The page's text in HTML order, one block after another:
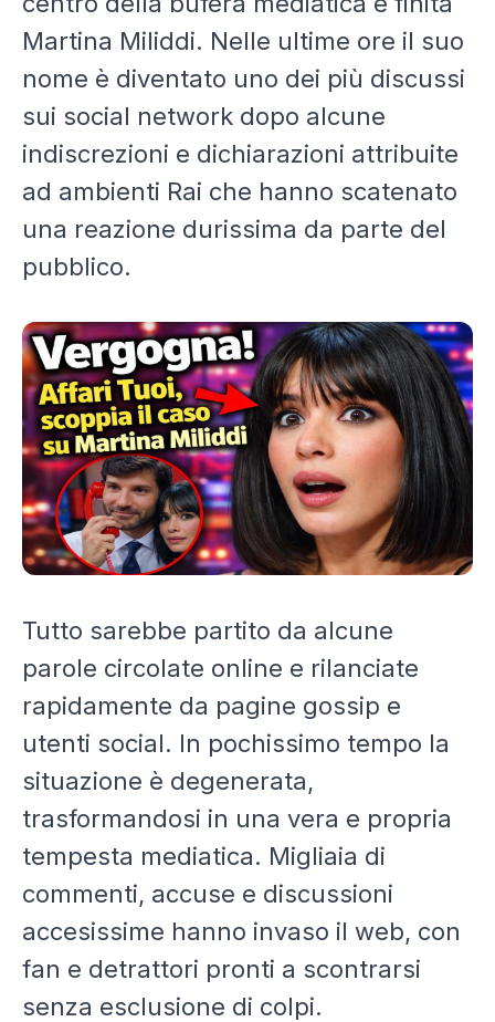
Martina Miliddi. Nelle ultime ore il suo
nome è diventato uno dei più discussi
sui social network dopo alcune
indiscrezioni e dichiarazioni attribuite
ad ambienti Rai che hanno scatenato
una reazione durissima da parte del
pubblico.
Tutto sarebbe partito da alcune
parole circolate online e rilanciate
rapidamente da pagine gossip e
utenti social. In pochissimo tempo la
situazione è degenerata,
trasformandosi in una vera e propria
tempesta mediatica. Migliaia di
commenti, accuse e discussioni
accesissime hanno invaso il web, con
fan e detrattori pronti a scontrarsi
senza esclusione di colpi.